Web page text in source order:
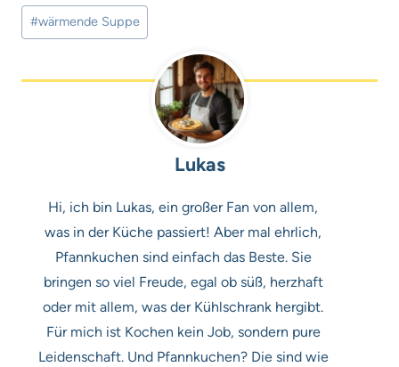
#wärmende Suppe
Lukas
Hi, ich bin Lukas, ein großer Fan von allem,
was in der Küche passiert! Aber mal ehrlich,
Pfannkuchen sind einfach das Beste. Sie
bringen so viel Freude, egal ob süß, herzhaft
oder mit allem, was der Kühlschrank hergibt.
Für mich ist Kochen kein Job, sondern pure
Leidenschaft. Und Pfannkuchen? Die sind wie